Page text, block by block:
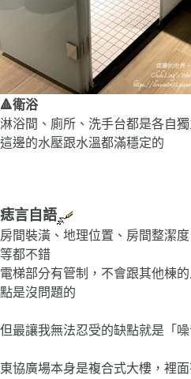
🔺衛浴
淋浴間、廁所、洗手台都是各自
這邊的水壓跟水溫都滿穩定的
痣言自語
房間裝潢、地理位置、房間整潔
等都不錯
電梯部分有管制，不會跟其他棟
點是沒問題的
但最讓我無法忍受的缺點就是「噪
東協廣場本身是複合式大樓，裡